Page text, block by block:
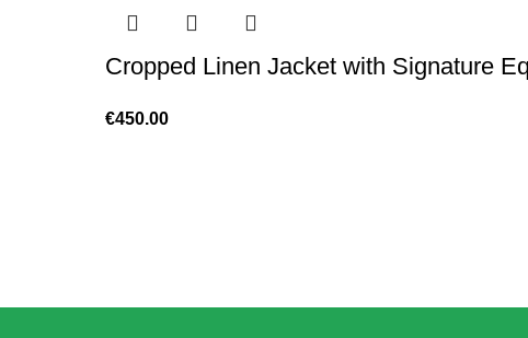
Cropped Linen Jacket with Signature
€450.00